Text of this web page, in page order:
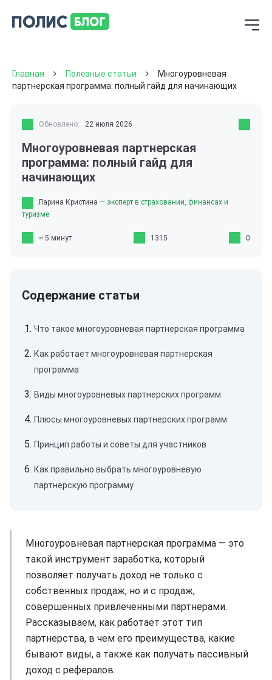
Главная Полезные статьи
Многоуровневая
партнерская программа: полный гайд для начинающих
Обновлено: 22 июля 2026
Многоуровневая партнерская
программа: полный гайд для
начинающих
Ларина Кристина — эксперт в страховании, финансах и
туризме
≈ 5 минут 1315 0
Что такое многоуровневая партнерская программа
Как работает многоуровневая партнерская
программа
Виды многоуровневых партнерских программ
Плюсы многоуровневых партнерских программ
Принцип работы и советы для участников
Как правильно выбрать многоуровневую
партнерскую программу
Многоуровневая партнерская программа — это
такой инструмент заработка, который
позволяет получать доход не только с
собственных продаж, но и с продаж,
совершенных привлеченными партнерами.
Рассказываем, как работает этот тип
партнерства, в чем его преимущества, какие
бывают виды, а также как получать пассивный
доход с рефералов.